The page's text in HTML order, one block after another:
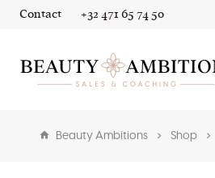
Contact +32 471 65 74 50
Beauty Ambitions Shop